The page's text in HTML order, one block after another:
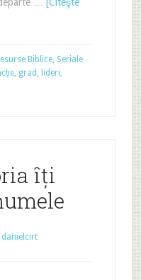
Biblice, Seriale
, grad , lideri,
îți
danielcirt